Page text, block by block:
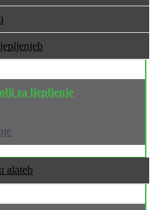
za ljepljenje
alate